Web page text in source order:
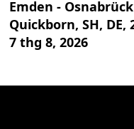
Emden -
Quickborn, SH, DE,
7 thg 8, 2026